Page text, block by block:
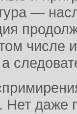
—
числе
Нет даже